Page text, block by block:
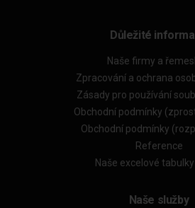
Důležité
Naše firmy a
Zpracování a ochrana
Zásady pro používání
Obchodní podmínky
Obchodní podmínky
Reference
Naše excelové
Naše služby